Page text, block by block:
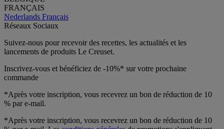
FRANÇAIS
Nederlands Français
Réseaux Sociaux
Suivez-nous pour recevoir des recettes, les actualités et les
lancements de produits Le Creuset.
Inscrivez-vous et bénéficiez de -10%* sur votre prochaine
commande
*Après votre inscription, vous recevrez un bon de réduction de 10
% par e-mail.
*Après votre inscription, vous recevrez un bon de réduction de 10